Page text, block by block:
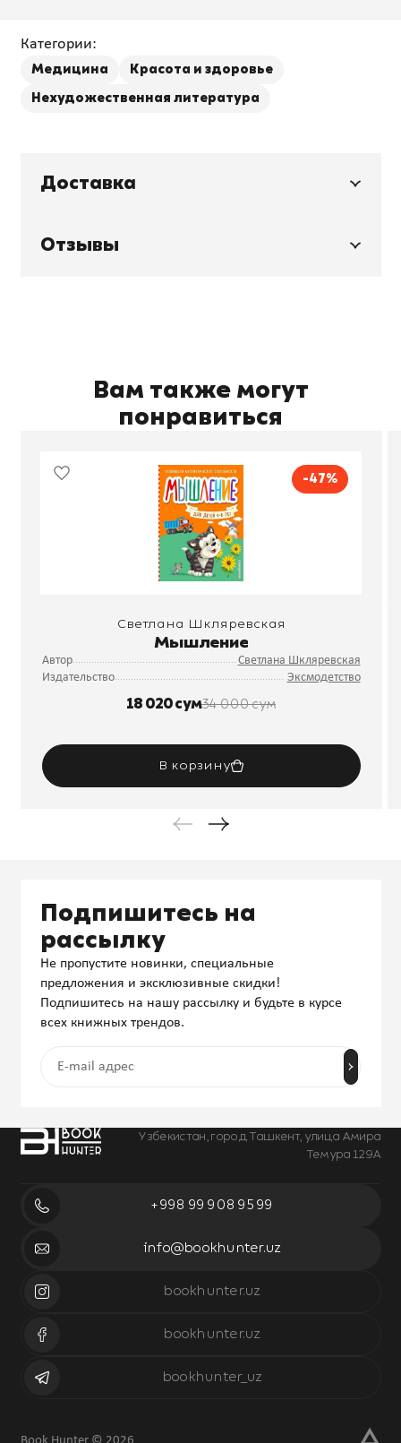
Категории:
Медицина
Красота и здоровье
Нехудожественная литература
Доставка
Отзывы
Вам также могут
понравиться
-47%
Светлана Шкляревская
Мышление
Автор
Светлана Шкляревская
Издательство
Эксмодетство
18 020 сум34 000 сум
В корзину
Узбекистан, город Ташкент, улица Амира
Темура 129А
+998 99 908 95 99
info@bookhunter.uz
bookhunter.uz
bookhunter.uz
bookhunter_uz
Подпишитесь на
рассылку
Не пропустите новинки, специальные
предложения и эксклюзивные скидки!
Подпишитесь на нашу рассылку и будьте в курсе
всех книжных трендов.